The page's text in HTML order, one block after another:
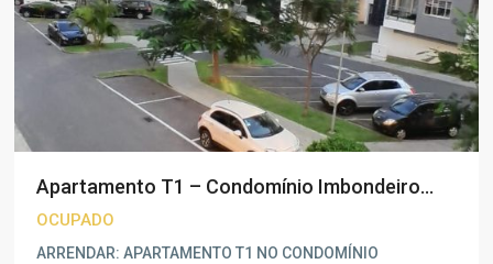
Apartamento T1 – Condomínio Imbondeiro...
OCUPADO
ARRENDAR: APARTAMENTO T1 NO CONDOMÍNIO